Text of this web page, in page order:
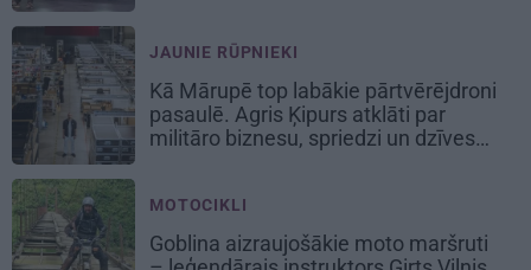
JAUNIE RŪPNIEKI
Kā Mārupē top labākie pārtvērējdroni
pasaulē. Agris Ķipurs atklāti par
militāro biznesu, spriedzi un dzīves
MOTOCIKLI
Goblina aizraujošākie moto maršruti